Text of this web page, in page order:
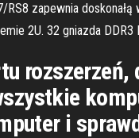
zapewnia
2U. 32 gniazda DDR3
rozszerzeń,
i